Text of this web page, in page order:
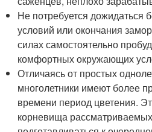
Не потребуется дожидаться
условий или окончания
силах самостоятельно
комфортных окружающих
Отличаясь от простых
многолетники имеют более
времени период цветения.
корневища